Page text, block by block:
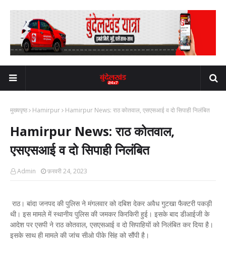
मुख्यपृष्ठ Hamirpur Hamirpur News: राठ कोतवाल, एसएसआई व दो सिपाही निलंबित
Hamirpur News: राठ कोतवाल,
एसएसआई व दो सिपाही निलंबित
Admin फ़रवरी 24, 2023
राठ। बांदा जनपद की पुलिस ने मंगलवार को दबिश देकर अवैध गुटखा फैक्टरी पकड़ी
थी। इस मामले में स्थानीय पुलिस की जमकर किरकिरी हुई। इसके बाद डीआईजी के
आदेश पर एसपी ने राठ कोतवाल, एसएसआई व दो सिपाहियों को निलंबित कर दिया है।
इसके साथ ही मामले की जांच सीओ पीके सिंह को सौंपी है।